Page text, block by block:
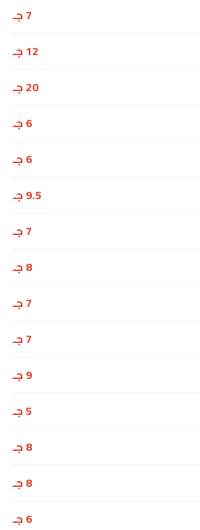
7 جـ
12 جـ
20 جـ
6 جـ
6 جـ
9.5 جـ
7 جـ
8 جـ
7 جـ
7 جـ
9 جـ
5 جـ
8 جـ
8 جـ
6 جـ